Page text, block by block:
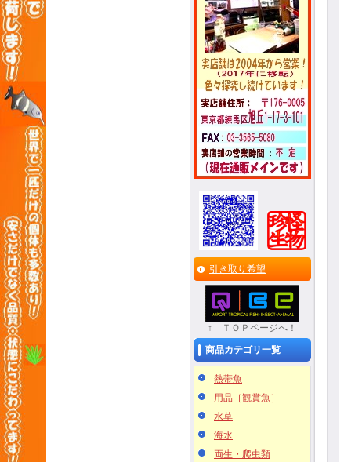
引き取り希望
↑ ＴＯＰページへ！
商品カテゴリ一覧
熱帯魚
用品［観賞魚］
水草
海水
両生・爬虫類